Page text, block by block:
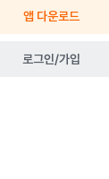
앱 다운로드
로그인/가입